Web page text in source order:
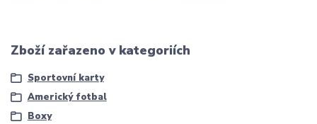
Zboží zařazeno v kategoriích
Sportovní karty
Americký fotbal
Boxy